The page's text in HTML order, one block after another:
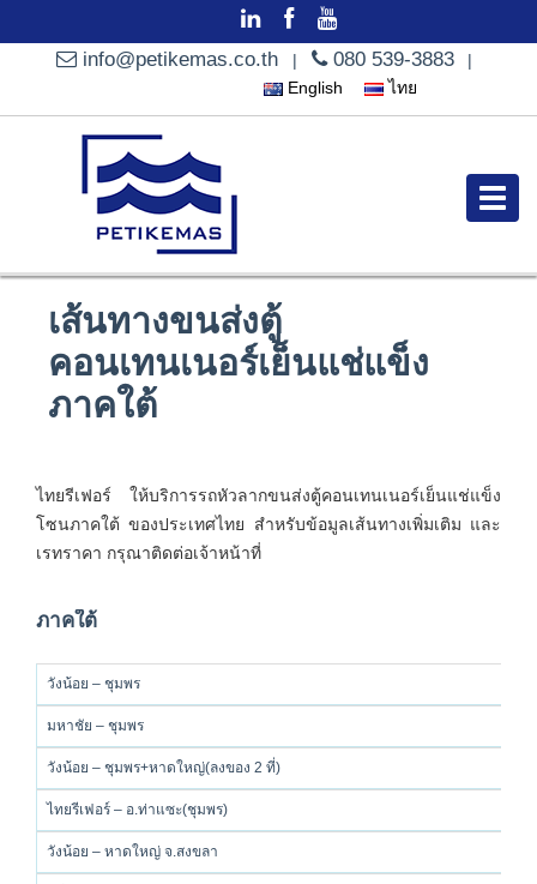
info@petikemas.co.th | 080 539-3883
|
English
ไทย
เส้นทางขนส่งตู้
คอนเทนเนอร์เย็นแช่แข็ง
ภาคใต้
ไทยรีเฟอร์ ให้บริการรถหัวลากขนส่งตู้คอนเทนเนอร์เย็นแช่แข็ง
โซนภาคใต้ ของประเทศไทย สำหรับข้อมูลเส้นทางเพิ่มเติม และ
เรทราคา กรุณาติดต่อเจ้าหน้าที่
ภาคใต้
วังน้อย – ชุมพร
มหาชัย – ชุมพร
วังน้อย – ชุมพร+หาดใหญ่(ลงของ 2 ที่)
ไทยรีเฟอร์ – อ.ท่าแซะ(ชุมพร)
วังน้อย – หาดใหญ่ จ.สงขลา